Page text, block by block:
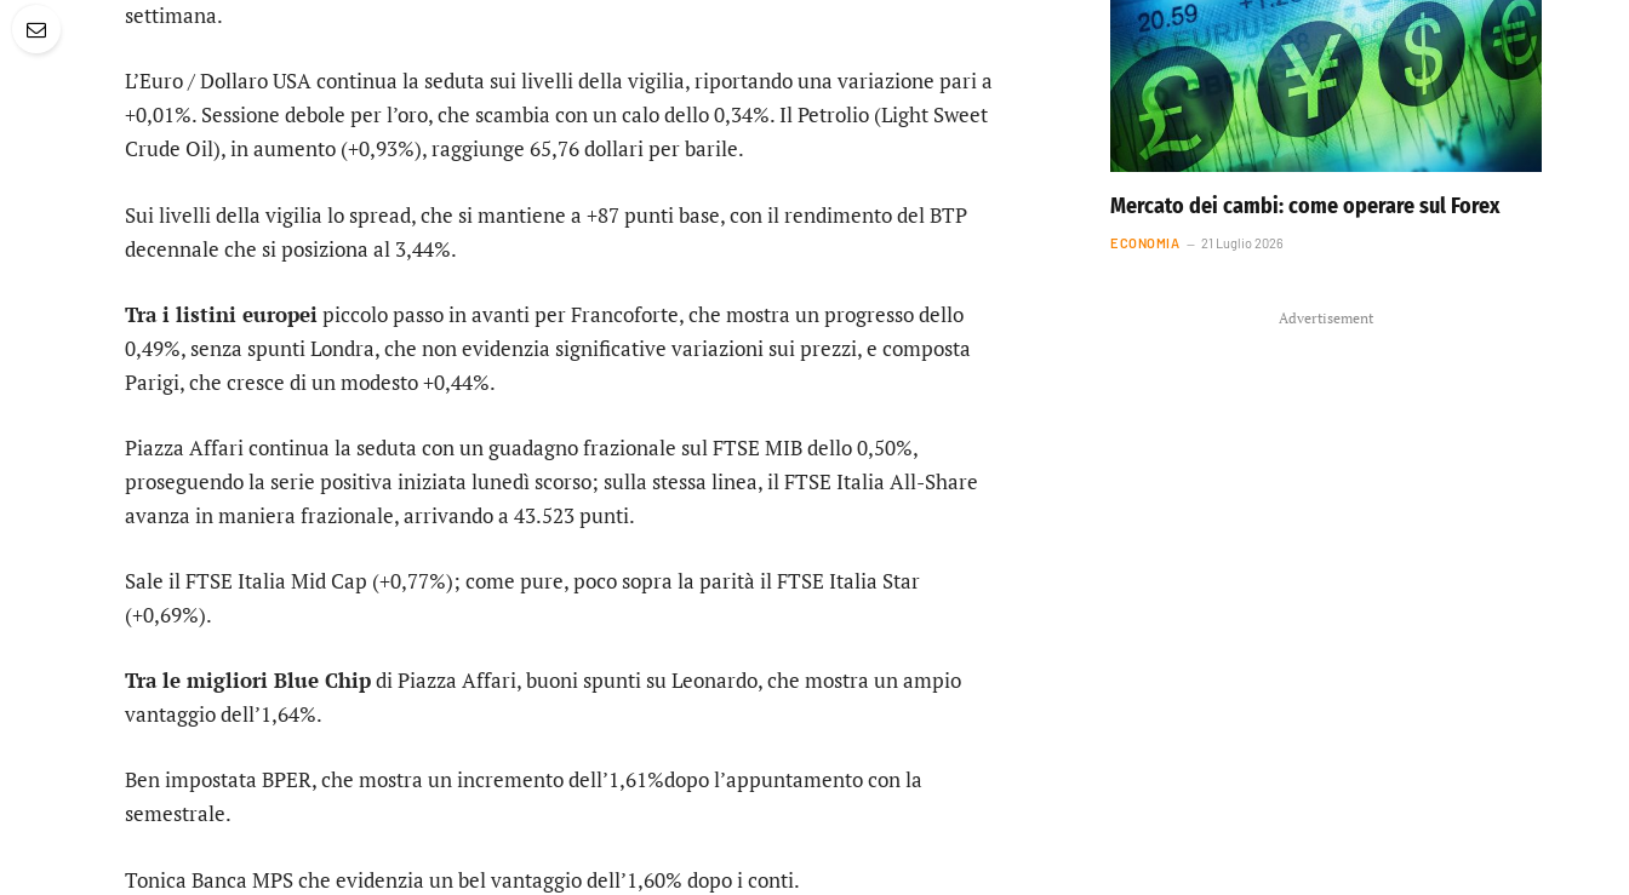
settimana.
L’Euro / Dollaro USAcontinua la seduta sui livelli della vigilia, riportando una variazione pari a
+0,01%. Sessione debole per l’oro, che scambia con un calo dello 0,34%. Il Petrolio (Light Sweet
Crude Oil), in aumento (+0,93%), raggiunge 65,76 dollari per barile.
Sui livelli della vigilia lospread, che si mantiene a +87 punti base, con il rendimento del BTP
decennale che si posiziona al 3,44%.
Tra i listini europeipiccolo passo in avanti perFrancoforte, che mostra un progresso dello
0,49%, senza spuntiLondra, che non evidenzia significative variazioni sui prezzi, e composta
Parigi, che cresce di un modesto +0,44%.
Piazza Affari continua la seduta con un guadagno frazionale sulFTSE MIBdello 0,50%,
proseguendo la serie positiva iniziata lunedì scorso; sulla stessa linea, ilFTSE Italia All-Share
avanza in maniera frazionale, arrivando a 43.523 punti.
Sale ilFTSE Italia Mid Cap (+0,77%); come pure, poco sopra la parità ilFTSE Italia Star
(+0,69%).
Tra le migliori Blue Chipdi Piazza Affari, buoni spunti suLeonardo, che mostra un ampio
vantaggio dell’1,64%.
Ben impostata BPER, che mostra un incremento dell’1,61%dopo l’appuntamento con la
semestrale.
Tonica Banca MPSche evidenzia un bel vantaggio dell’1,60% dopo i conti.
Mercato dei cambi: come operare sul Forex
ECONOMIA 21 Luglio 2026
Advertisement